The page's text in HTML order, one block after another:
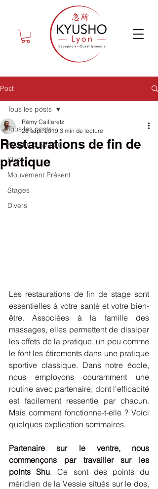
Post
Tous les posts
Kyusho & Kempo
Kiko
Mouvement Présent
Stages
Divers
Tous les posts
Restaurations de fin de
pratique
Rémy Cailleretz
28 sept. 2019 3 min de lecture
Les restaurations de fin de stage sont
essentielles à votre santé et votre bien-
être. Associées à la famille des
massages, elles permettent de dissiper
les effets de la pratique, un peu comme
le font les étirements dans une pratique
sportive classique. Dans notre école,
nous employons couramment une
routine avec partenaire, dont l'efficacité
est facilement ressentie par chacun.
Mais comment fonctionne-t-elle ? Voici
quelques explication sommaires.
Partenaire sur le ventre, nous
commençons par travailler sur les
points Shu. Ce sont des points du
méridien de la Vessie situés sur le dos,